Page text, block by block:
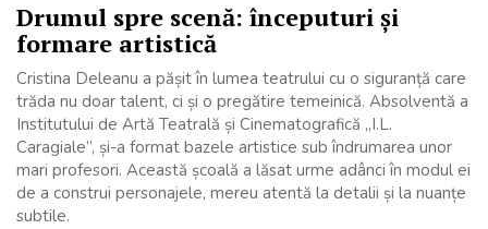
Drumul spre scenă: începuturi și
formare artistică
Cristina Deleanu a pășit în lumea teatrului cu o siguranță care
trăda nu doar talent, ci și o pregătire temeinică. Absolventă a
Institutului de Artă Teatrală și Cinematografică „I.L.
Caragiale”, și-a format bazele artistice sub îndrumarea unor
mari profesori. Această școală a lăsat urme adânci în modul ei
de a construi personajele, mereu atentă la detalii și la nuanțe
subtile.